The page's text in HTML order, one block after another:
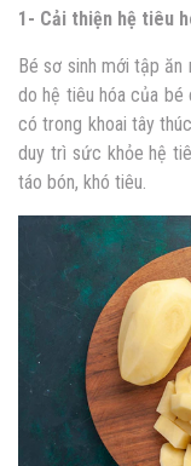
1- Cải thiện hệ tiêu
Bé sơ sinh mới tập
do hệ tiêu hóa của bé
có trong khoai tây
duy trì sức khỏe hệ
táo bón, khó tiêu.